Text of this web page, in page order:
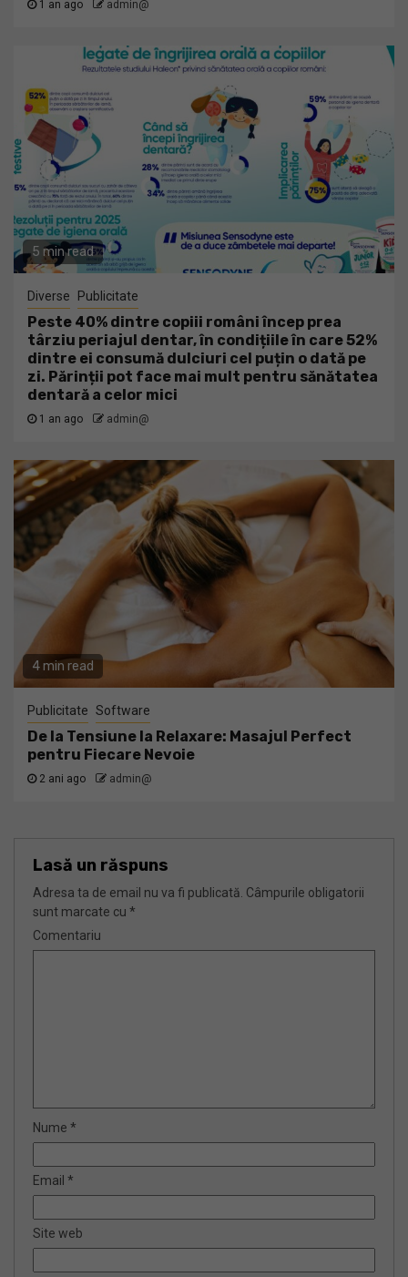
1 an ago admin@
5 min read
Diverse Publicitate
Peste 40% dintre copiii români încep prea
târziu periajul dentar, în condițiile în care 52%
dintre ei consumă dulciuri cel puțin o dată pe
zi. Părinții pot face mai mult pentru sănătatea
dentară a celor mici
1 an ago admin@
4 min read
Publicitate Software
De la Tensiune la Relaxare: Masajul Perfect
pentru Fiecare Nevoie
2 ani ago admin@
Lasă un răspuns
Adresa ta de email nu va fi publicată. Câmpurile obligatorii
sunt marcate cu *
Comentariu
Nume *
Email *
Site web